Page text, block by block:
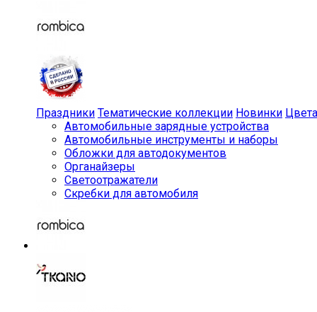
Праздники Тематические коллекции Новинки Цвета
Автомобильные зарядные устройства
Автомобильные инструменты и наборы
Обложки для автодокументов
Органайзеры
Светоотражатели
Скребки для автомобиля